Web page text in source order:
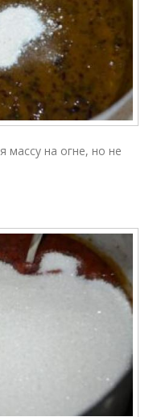
массу на огне, но не